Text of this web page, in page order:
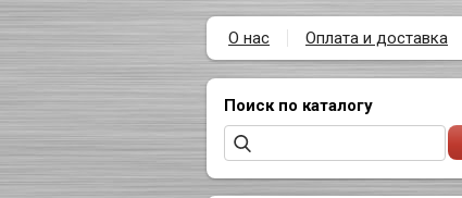
О нас Оплата и доставка
Поиск по каталогу